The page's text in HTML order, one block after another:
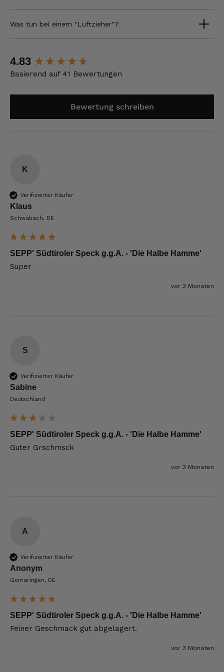
Was tun bei einem "Luftzieher"?
4.83
Basierend auf 41 Bewertungen
Bewertung schreiben
K
Verifizierter Käufer
Klaus
Schwabach, DE
SEPP' Südtiroler Speck g.g.A. - 'Die Halbe Hamme'
Super
vor 3 Monaten
S
Verifizierter Käufer
Sabine
Deutschland
SEPP' Südtiroler Speck g.g.A. - 'Die Halbe Hamme'
Guter Grschmsck
vor 3 Monaten
A
Verifizierter Käufer
Anonym
Gomaringen, DE
SEPP' Südtiroler Speck g.g.A. - 'Die Halbe Hamme'
Feiner Geschmack gut abgelagert.
vor 3 Monaten
New content loaded